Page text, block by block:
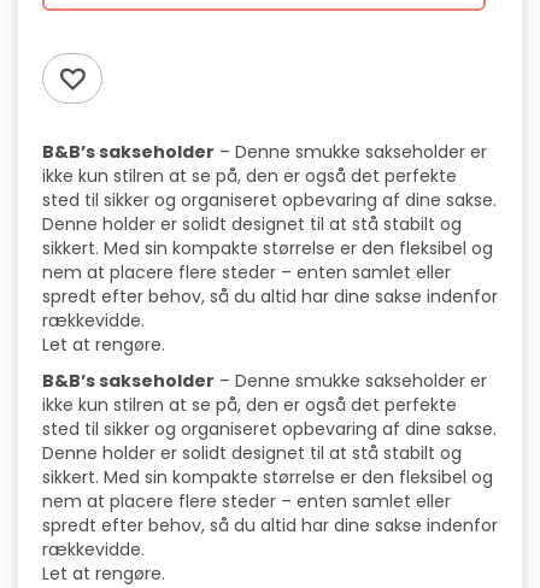
B&B’s sakseholder – Denne smukke sakseholder er
ikke kun stilren at se på, den er også det perfekte
sted til sikker og organiseret opbevaring af dine sakse.
Denne holder er solidt designet til at stå stabilt og
sikkert. Med sin kompakte størrelse er den fleksibel og
nem at placere flere steder – enten samlet eller
spredt efter behov, så du altid har dine sakse indenfor
rækkevidde.
Let at rengøre.
B&B’s sakseholder – Denne smukke sakseholder er
ikke kun stilren at se på, den er også det perfekte
sted til sikker og organiseret opbevaring af dine sakse.
Denne holder er solidt designet til at stå stabilt og
sikkert. Med sin kompakte størrelse er den fleksibel og
nem at placere flere steder – enten samlet eller
spredt efter behov, så du altid har dine sakse indenfor
rækkevidde.
Let at rengøre.